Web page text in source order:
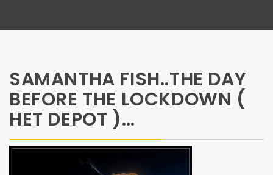
SAMANTHA FISH..THE DAY
BEFORE THE LOCKDOWN (
HET DEPOT )…